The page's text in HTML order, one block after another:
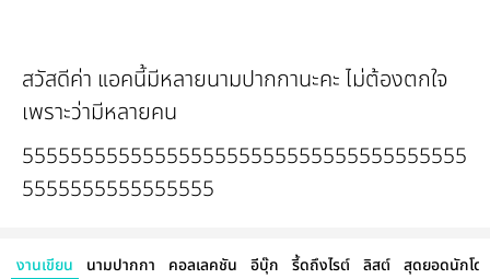
สวัสดีค่า แอคนี้มีหลายนามปากกานะคะ ไม่ต้องตกใจ
เพราะว่ามีหลายคน
5555555555555555555555555555555555555
5555555555555555
งานเขียน นามปากกา คอลเลคชัน อีบุ๊ก รี้ดถึงไรต์ ลิสต์ สุดยอดนักโด